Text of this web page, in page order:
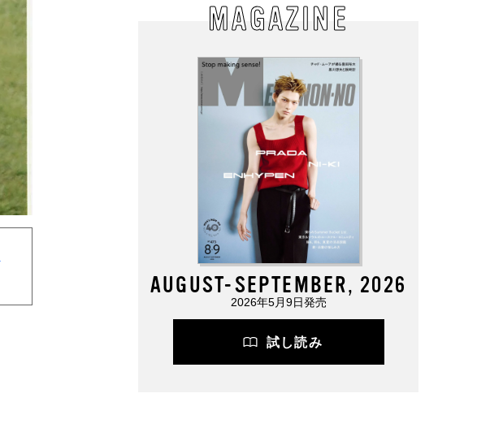
MAGAZINE
AUGUST-SEPTEMBER, 2026
2026年5月9日発売
試し読み